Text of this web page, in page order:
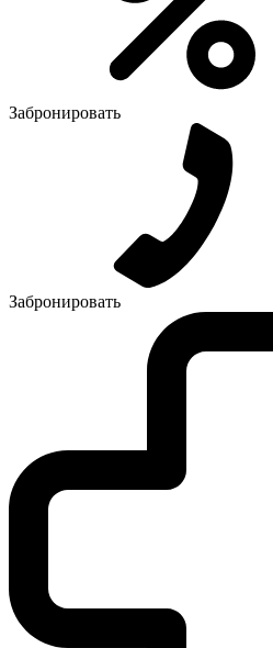
Забронировать
Забронировать